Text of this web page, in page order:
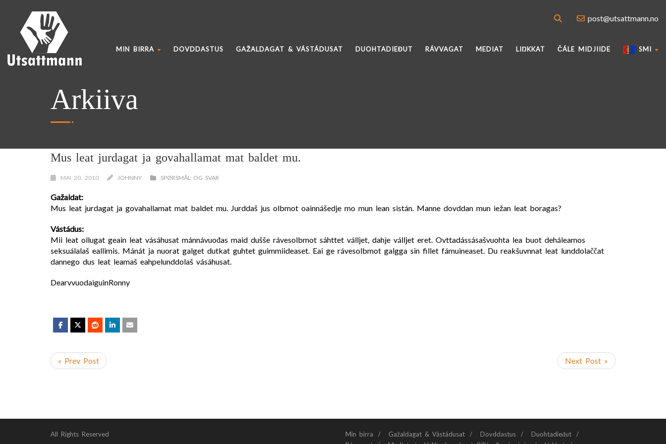
post@utsattmann.no
MIN BIRRA DOVDDASTUS GAŽALDAGAT & VÁSTÁDUSAT DUOHTADIEĐUT RÁVVAGAT MEDIAT LIŊKKAT ČÁLE MIDJIIDE SMI
Arkiiva
Mus leat jurdagat ja govahallamat mat baldet mu.
MAI 20, 2010 JOHNNY SPØRSMÅL OG SVAR
Gažaldat:
Mus leat jurdagat ja govahallamat mat baldet mu. Jurddaš jus olbmot oainnášedje mo mun lean sistán. Manne dovddan mun iežan leat boragas?
Vástádus:
Mii leat ollugat geain leat vásáhusat mánnávuođas maid dušše rávesolbmot sáhttet válljet, dahje válljet eret. Ovttadássásašvuohta lea buot deháleamos
seksuálalaš eallimis. Mánát ja nuorat galget dutkat guhtet guimmiideaset. Eai ge rávesolbmot galgga sin fillet fámuineaset. Du reakšuvnnat leat lunddolaččat
dannego dus leat leamaš eahpelunddolaš vásáhusat.
DearvvuodaiguinRonny
« Prev Post Next Post »
All Rights Reserved Min birra Gažaldagat & Vástádusat Dovddastus
Duohtadieđut